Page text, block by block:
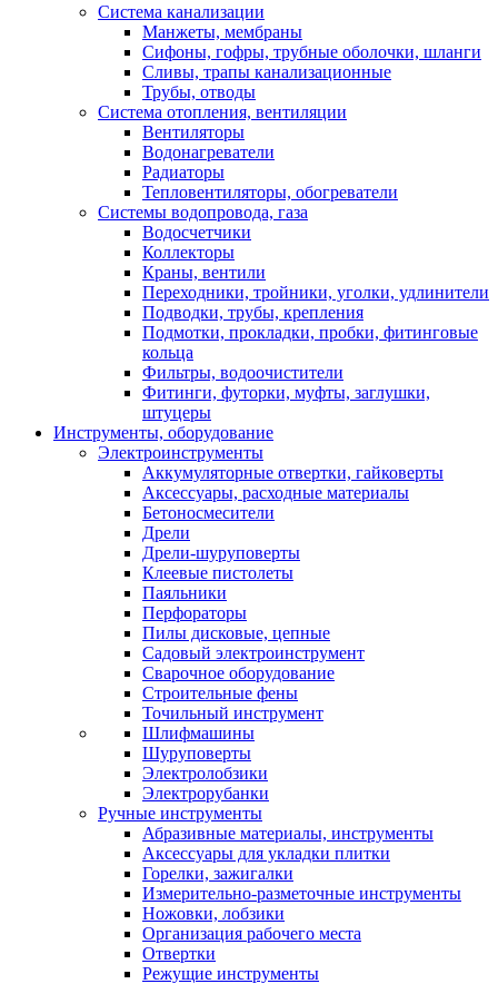
Система канализации
Манжеты, мембраны
Сифоны, гофры, трубные оболочки, шланги
Сливы, трапы канализационные
Трубы, отводы
Система отопления, вентиляции
Вентиляторы
Водонагреватели
Радиаторы
Тепловентиляторы, обогреватели
Системы водопровода, газа
Водосчетчики
Коллекторы
Краны, вентили
Переходники, тройники, уголки, удлинители
Подводки, трубы, крепления
Подмотки, прокладки, пробки, фитинговые
кольца
Фильтры, водоочистители
Фитинги, футорки, муфты, заглушки,
штуцеры
Инструменты, оборудование
Электроинструменты
Аккумуляторные отвертки, гайковерты
Аксессуары, расходные материалы
Бетоносмесители
Дрели
Дрели-шуруповерты
Клеевые пистолеты
Паяльники
Перфораторы
Пилы дисковые, цепные
Садовый электроинструмент
Сварочное оборудование
Строительные фены
Точильный инструмент
Шлифмашины
Шуруповерты
Электролобзики
Электрорубанки
Ручные инструменты
Абразивные материалы, инструменты
Аксессуары для укладки плитки
Горелки, зажигалки
Измерительно-разметочные инструменты
Ножовки, лобзики
Организация рабочего места
Отвертки
Режущие инструменты